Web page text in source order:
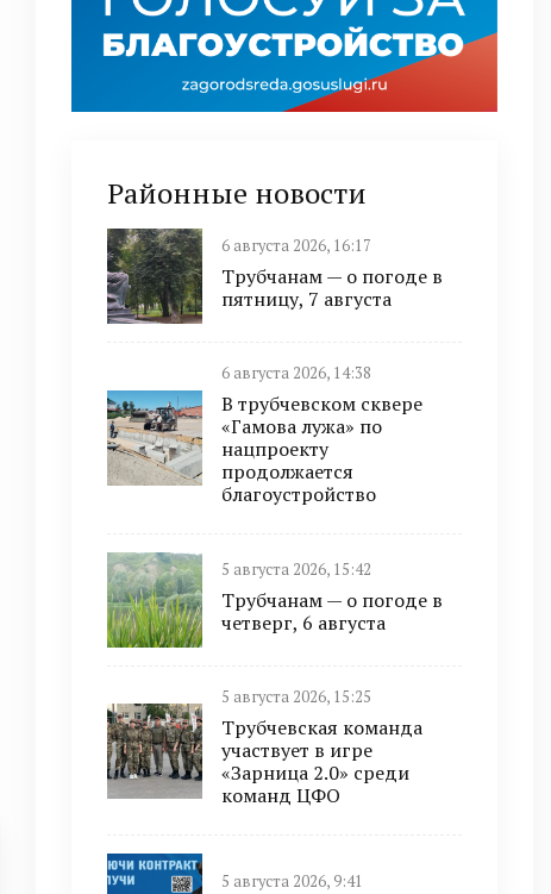
Районные новости
6 августа 2026, 16:17
Трубчанам — о погоде в
пятницу, 7 августа
6 августа 2026, 14:38
В трубчевском сквере
«Гамова лужа» по
нацпроекту
продолжается
благоустройство
5 августа 2026, 15:42
Трубчанам — о погоде в
четверг, 6 августа
5 августа 2026, 15:25
Трубчевская команда
участвует в игре
«Зарница 2.0» среди
команд ЦФО
5 августа 2026, 9:41